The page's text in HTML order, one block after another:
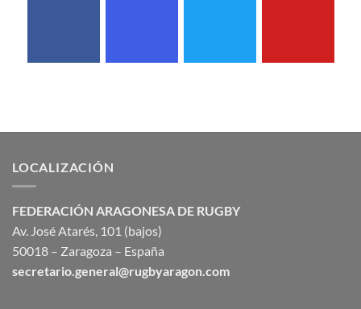
LOCALIZACIÓN
FEDERACIÓN ARAGONESA DE RUGBY
Av. José Atarés, 101 (bajos)
50018 – Zaragoza – España
secretario.general@rugbyaragon.com